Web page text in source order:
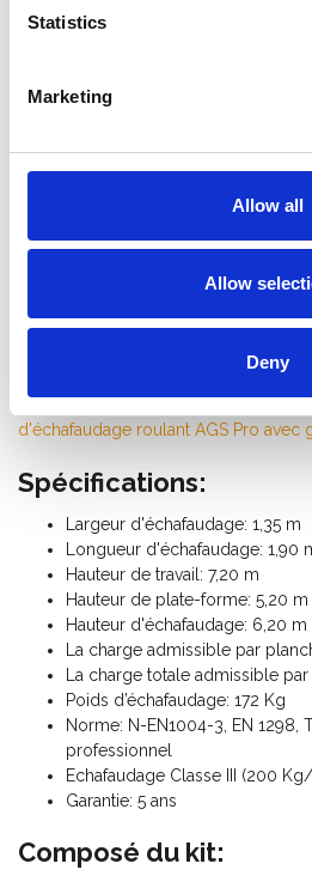
Statistics
Marketing
Allow all
Allow
Deny
L'échafaudage roulant avec
Cet échafaudage roulant
d'une
main courante à
hauteur de travail de 14 mètres.
l'échafaudage mobile ASC AGS
garde-corps avant, ou consultez le
d'échafaudage roulant AGS Pro avec
Spécifications:
Largeur d'échafaudage: 1,35 m
Longueur d'échafaudage: 1,90
Hauteur de travail: 7,20 m
Hauteur de plate-forme: 5,20 m
Hauteur d'échafaudage: 6,20 m
La charge admissible par
La charge totale admissible par
Poids d’échafaudage: 172 Kg
Norme: N-EN1004-3, EN 1298,
professionnel
Echafaudage Classe III (200
Garantie: 5 ans
Composé du kit: